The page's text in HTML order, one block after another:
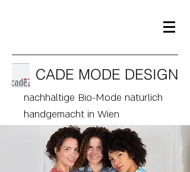
CADE MODE DESIGN
nachhaltige Bio-Mode natürlich
handgemacht in Wien